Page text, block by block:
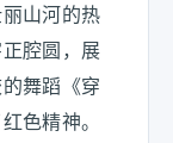
山河的热
腔圆，展
舞蹈《穿
色精神。